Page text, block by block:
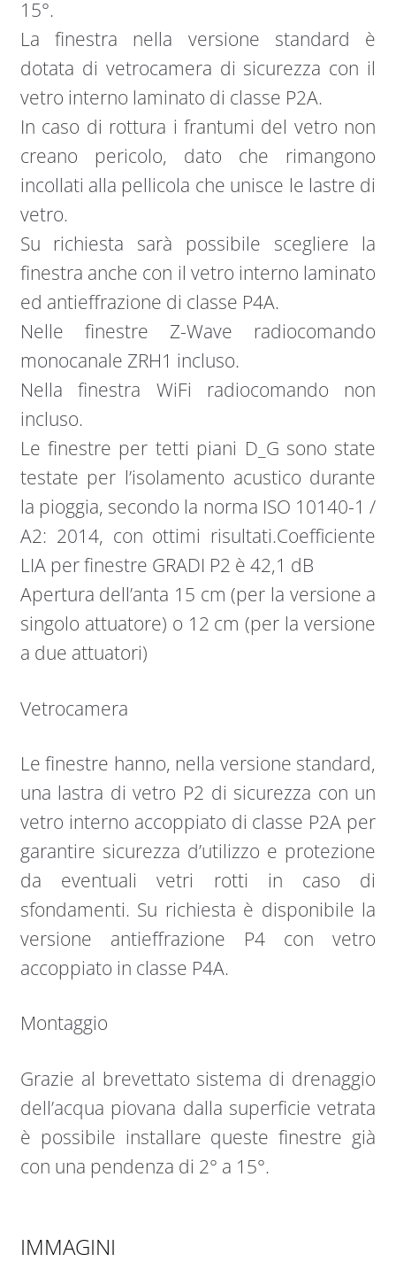
15°.
La finestra nella versione standard è
dotata di vetrocamera di sicurezza con il
vetro interno laminato di classe P2A.
In caso di rottura i frantumi del vetro non
creano pericolo, dato che rimangono
incollati alla pellicola che unisce le lastre di
vetro.
Su richiesta sarà possibile scegliere la
finestra anche con il vetro interno laminato
ed antieffrazione di classe P4A.
Nelle finestre Z-Wave radiocomando
monocanale ZRH1 incluso.
Nella finestra WiFi radiocomando non
incluso.
Le finestre per tetti piani D_G sono state
testate per l’isolamento acustico durante
la pioggia, secondo la norma ISO 10140-1 /
A2: 2014, con ottimi risultati.Coefficiente
LIA per finestre GRADI P2 è 42,1 dB
Apertura dell’anta 15 cm (per la versione a
singolo attuatore) o 12 cm (per la versione
a due attuatori)
Vetrocamera
Le finestre hanno, nella versione standard,
una lastra di vetro P2 di sicurezza con un
vetro interno accoppiato di classe P2A per
garantire sicurezza d’utilizzo e protezione
da eventuali vetri rotti in caso di
sfondamenti. Su richiesta è disponibile la
versione antieffrazione P4 con vetro
accoppiato in classe P4A.
Montaggio
Grazie al brevettato sistema di drenaggio
dell’acqua piovana dalla superficie vetrata
è possibile installare queste finestre già
con una pendenza di 2° a 15°.
IMMAGINI